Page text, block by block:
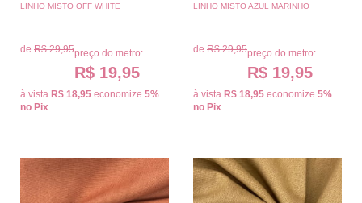
LINHO MISTO OFF WHITE
de R$ 29,95preço do metro:
R$ 19,95
à vista R$ 18,95 economize 5%
no Pix
LINHO MISTO AZUL MARINHO
de R$ 29,95preço do metro:
R$ 19,95
à vista R$ 18,95 economize 5%
no Pix